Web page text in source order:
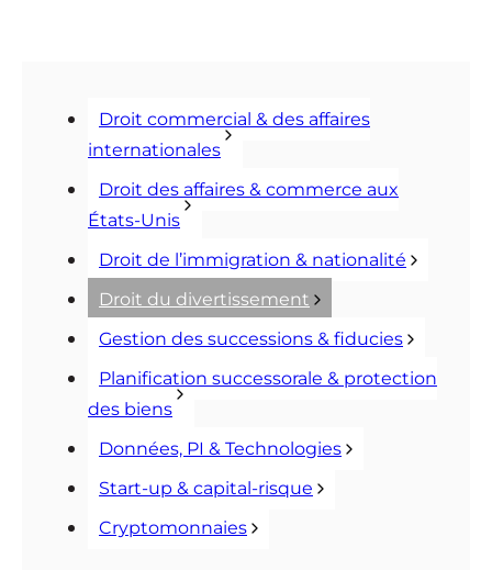
Droit commercial & des affaires
internationales
Droit des affaires & commerce aux
États-Unis
Droit de l’immigration & nationalité
Droit du divertissement
Gestion des successions & fiducies
Planification successorale & protection
des biens
Données, PI & Technologies
Start-up & capital-risque
Cryptomonnaies